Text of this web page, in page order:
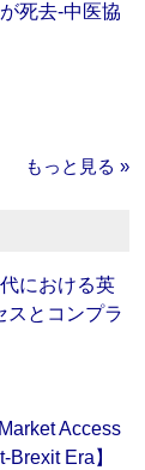
死去‐中医協
もっと見る »
における英
スとコンプラ
Access
Era】